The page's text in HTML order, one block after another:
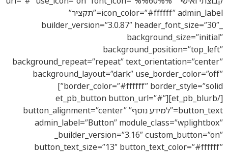
icon_color=”#ffffff” admin_label=”תקציר”
_builder_version=”3.0.87″ header_font_size=”30″
background_size=”initial”
background_position=”top_left”
background_repeat=”repeat” text_orientation=”center”
background_layout=”dark” use_border_color=”off”
border_color=”#ffffff” border_style=”solid”]
[/et_pb_blurb][et_pb_button button_url=”#”
button_text=”למידע נוסף” button_alignment=”center”
admin_label=”Button” module_class=”wplightbox”
_builder_version=”3.16″ custom_button=”on”
button_text_size=”13″ button_text_color=”#ffffff”